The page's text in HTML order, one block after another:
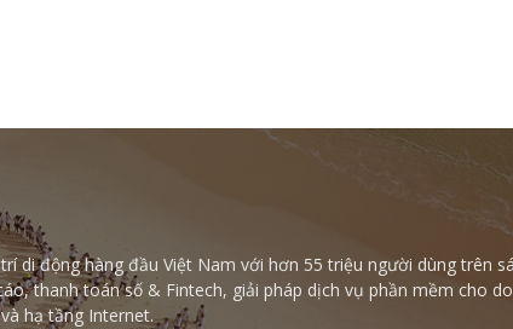
di động hàng đầu Việt Nam với hơn 55 triệu người dùng trên
thanh toán số & Fintech, giải pháp dịch vụ phần mềm cho
hạ tầng Internet.